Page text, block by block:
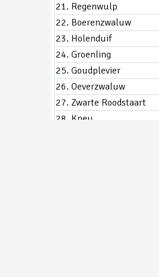
21. Regenwulp
22. Boerenzwaluw
23. Holenduif
24. Groenling
25. Goudplevier
26. Oeverzwaluw
27. Zwarte Roodstaart
28. Kneu